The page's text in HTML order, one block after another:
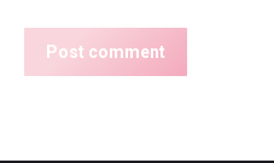
Post comment